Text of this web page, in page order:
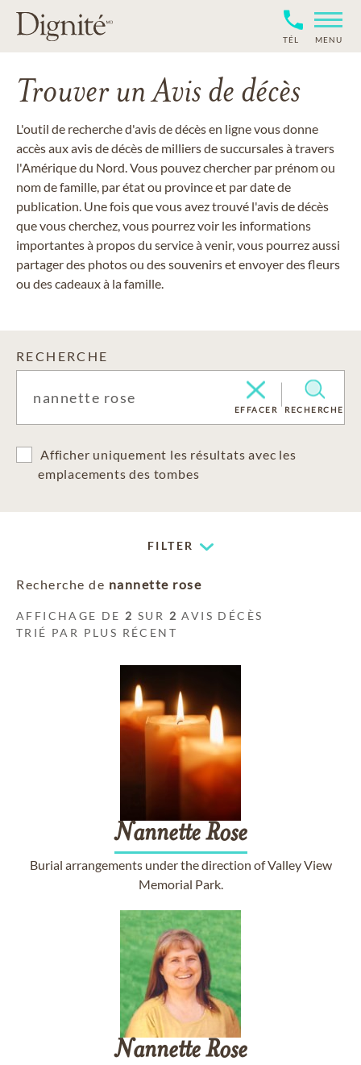
TÉL MENU
Trouver un Avis de décès
L'outil de recherche d'avis de décès en ligne vous donne
accès aux avis de décès de milliers de succursales à travers
l'Amérique du Nord. Vous pouvez chercher par prénom ou
nom de famille, par état ou province et par date de
publication. Une fois que vous avez trouvé l'avis de décès
que vous cherchez, vous pourrez voir les informations
importantes à propos du service à venir, vous pourrez aussi
partager des photos ou des souvenirs et envoyer des fleurs
ou des cadeaux à la famille.
RECHERCHE
EFFACER RECHERCHE
Afficher uniquement les résultats avec les
emplacements des tombes
FILTER
Recherche de nannette rose
AFFICHAGE DE 2 SUR 2 AVIS DÉCÈS
TRIÉ PAR PLUS RÉCENT
Nannette Rose
Burial arrangements under the direction of Valley View
Memorial Park.
Nannette Rose